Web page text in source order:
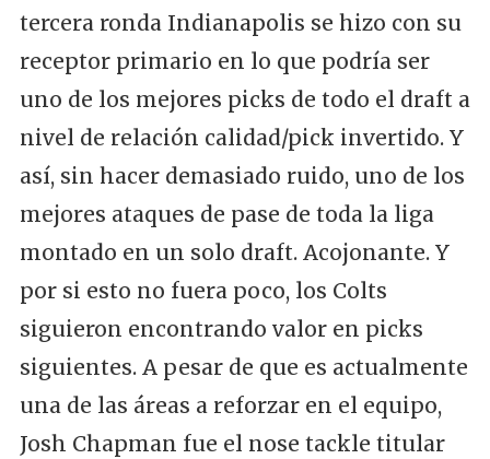
tercera ronda Indianapolis se hizo con su
receptor primario en lo que podría ser
uno de los mejores picks de todo el draft a
nivel de relación calidad/pick invertido. Y
así, sin hacer demasiado ruido, uno de los
mejores ataques de pase de toda la liga
montado en un solo draft. Acojonante. Y
por si esto no fuera poco, los Colts
siguieron encontrando valor en picks
siguientes. A pesar de que es actualmente
una de las áreas a reforzar en el equipo,
Josh Chapman fue el nose tackle titular